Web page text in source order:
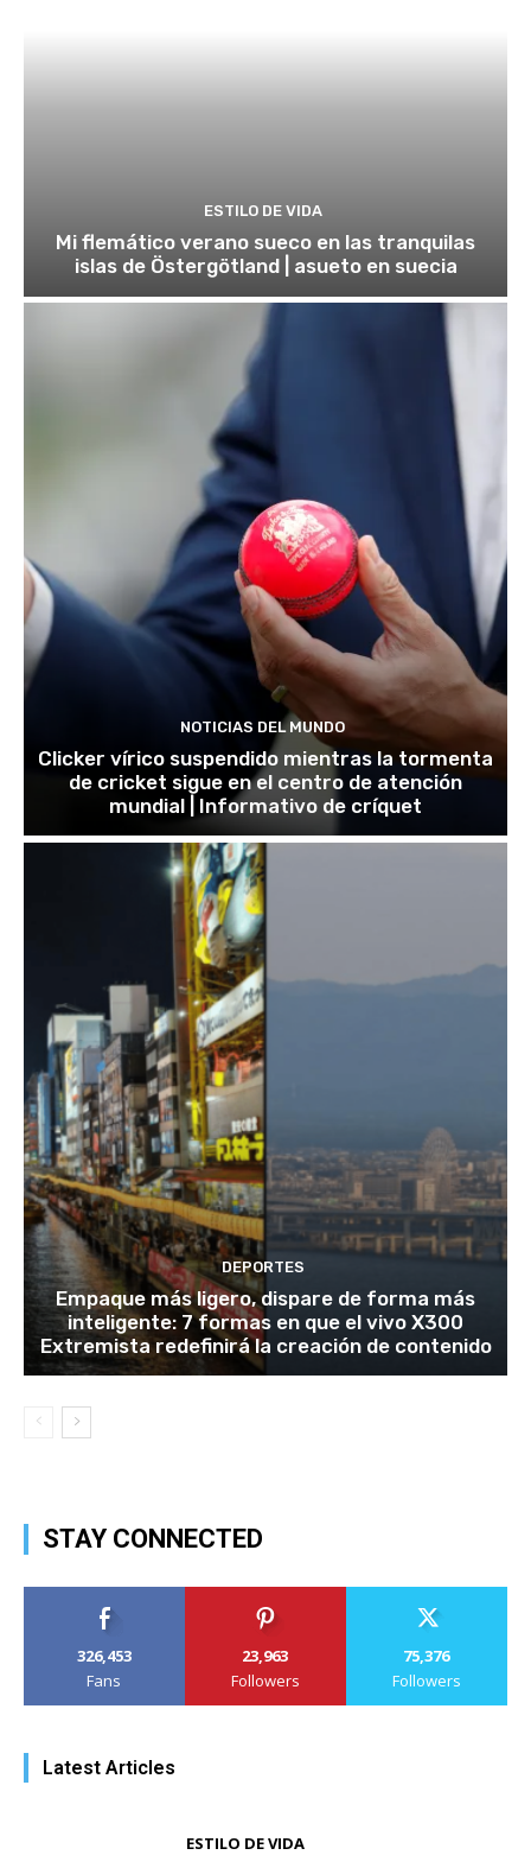
ESTILO DE VIDA
Mi flemático verano sueco en las tranquilas
islas de Östergötland | asueto en suecia
NOTICIAS DEL MUNDO
Clicker vírico suspendido mientras la tormenta
de cricket sigue en el centro de atención
mundial | Informativo de críquet
DEPORTES
Empaque más ligero, dispare de forma más
inteligente: 7 formas en que el vivo X300
Extremista redefinirá la creación de contenido
STAY CONNECTED
326,453
Fans
23,963
Followers
75,376
Followers
Latest Articles
ESTILO DE VIDA